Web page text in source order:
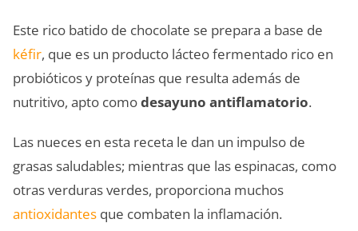
Este rico batido de chocolate se prepara a base de
kéfir, que es un producto lácteo fermentado rico en
probióticos y proteínas que resulta además de
nutritivo, apto comodesayuno antiflamatorio.
Las nueces en esta receta le dan un impulso de
grasas saludables; mientras que las espinacas, como
otras verduras verdes, proporciona muchos
antioxidantes que combaten la inflamación.